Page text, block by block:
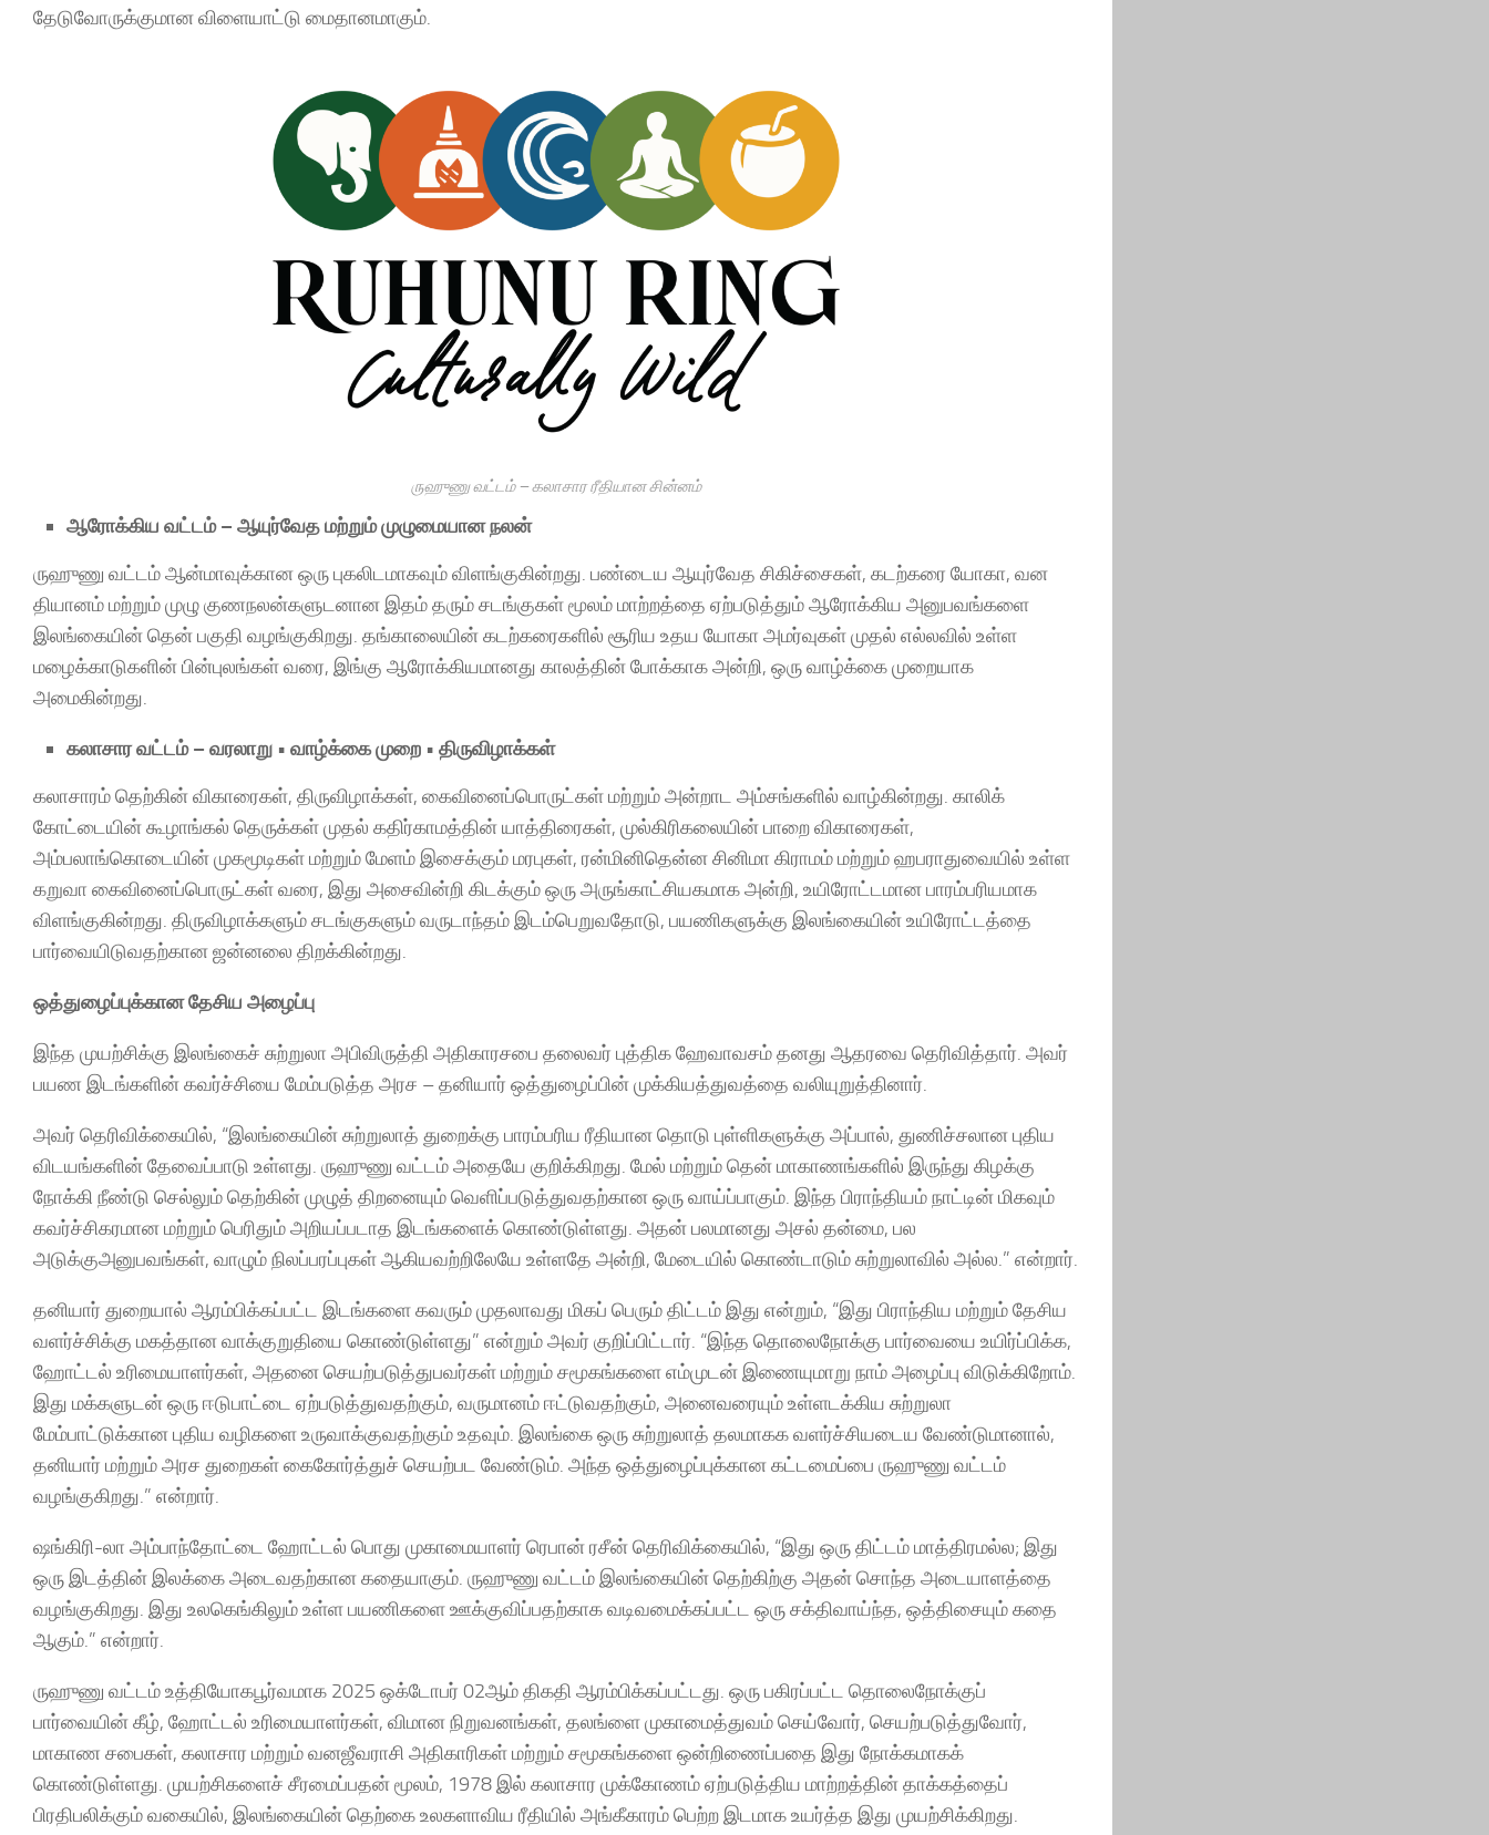
தேடுவோருக்குமான விளையாட்டு மைதானமாகும்.
ருஹுணு வட்டம் – கலாசார ரீதியான சின்னம்
ஆரோக்கிய வட்டம் – ஆயுர்வேத மற்றும் முழுமையான நலன்
ருஹுணு வட்டம் ஆன்மாவுக்கான ஒரு புகலிடமாகவும் விளங்குகின்றது. பண்டைய ஆயுர்வேத சிகிச்சைகள், கடற்கரை யோகா, வன
தியானம் மற்றும் முழு குணநலன்களுடனான இதம் தரும் சடங்குகள் மூலம் மாற்றத்தை ஏற்படுத்தும் ஆரோக்கிய அனுபவங்களை
இலங்கையின் தென் பகுதி வழங்குகிறது. தங்காலையின் கடற்கரைகளில் சூரிய உதய யோகா அமர்வுகள் முதல் எல்லவில் உள்ள
மழைக்காடுகளின் பின்புலங்கள் வரை, இங்கு ஆரோக்கியமானது காலத்தின் போக்காக அன்றி, ஒரு வாழ்க்கை முறையாக
அமைகின்றது.
கலாசார வட்டம் – வரலாறு • வாழ்க்கை முறை • திருவிழாக்கள்
கலாசாரம் தெற்கின் விகாரைகள், திருவிழாக்கள், கைவினைப்பொருட்கள் மற்றும் அன்றாட அம்சங்களில் வாழ்கின்றது. காலிக்
கோட்டையின் கூழாங்கல் தெருக்கள் முதல் கதிர்காமத்தின் யாத்திரைகள், முல்கிரிகலையின் பாறை விகாரைகள்,
அம்பலாங்கொடையின் முகமூடிகள் மற்றும் மேளம் இசைக்கும் மரபுகள், ரன்மினிதென்ன சினிமா கிராமம் மற்றும் ஹபராதுவையில் உள்ள
கறுவா கைவினைப்பொருட்கள் வரை, இது அசைவின்றி கிடக்கும் ஒரு அருங்காட்சியகமாக அன்றி, உயிரோட்டமான பாரம்பரியமாக
விளங்குகின்றது. திருவிழாக்களும் சடங்குகளும் வருடாந்தம் இடம்பெறுவதோடு, பயணிகளுக்கு இலங்கையின் உயிரோட்டத்தை
பார்வையிடுவதற்கான ஜன்னலை திறக்கின்றது.
ஒத்துழைப்புக்கான தேசிய அழைப்பு
இந்த முயற்சிக்கு இலங்கைச் சுற்றுலா அபிவிருத்தி அதிகாரசபை தலைவர் புத்திக ஹேவாவசம் தனது ஆதரவை தெரிவித்தார். அவர்
பயண இடங்களின் கவர்ச்சியை மேம்படுத்த அரச – தனியார் ஒத்துழைப்பின் முக்கியத்துவத்தை வலியுறுத்தினார்.
அவர் தெரிவிக்கையில், “இலங்கையின் சுற்றுலாத் துறைக்கு பாரம்பரிய ரீதியான தொடு புள்ளிகளுக்கு அப்பால், துணிச்சலான புதிய
விடயங்களின் தேவைப்பாடு உள்ளது. ருஹுணு வட்டம் அதையே குறிக்கிறது. மேல் மற்றும் தென் மாகாணங்களில் இருந்து கிழக்கு
நோக்கி நீண்டு செல்லும் தெற்கின் முழுத் திறனையும் வெளிப்படுத்துவதற்கான ஒரு வாய்ப்பாகும். இந்த பிராந்தியம் நாட்டின் மிகவும்
கவர்ச்சிகரமான மற்றும் பெரிதும் அறியப்படாத இடங்களைக் கொண்டுள்ளது. அதன் பலமானது அசல் தன்மை, பல
அடுக்குஅனுபவங்கள், வாழும் நிலப்பரப்புகள் ஆகியவற்றிலேயே உள்ளதே அன்றி, மேடையில் கொண்டாடும் சுற்றுலாவில் அல்ல.” என்றார்.
தனியார் துறையால் ஆரம்பிக்கப்பட்ட இடங்களை கவரும் முதலாவது மிகப் பெரும் திட்டம் இது என்றும், “இது பிராந்திய மற்றும் தேசிய
வளர்ச்சிக்கு மகத்தான வாக்குறுதியை கொண்டுள்ளது” என்றும் அவர் குறிப்பிட்டார். “இந்த தொலைநோக்கு பார்வையை உயிர்ப்பிக்க,
ஹோட்டல் உரிமையாளர்கள், அதனை செயற்படுத்துபவர்கள் மற்றும் சமூகங்களை எம்முடன் இணையுமாறு நாம் அழைப்பு விடுக்கிறோம்.
இது மக்களுடன் ஒரு ஈடுபாட்டை ஏற்படுத்துவதற்கும், வருமானம் ஈட்டுவதற்கும், அனைவரையும் உள்ளடக்கிய சுற்றுலா
மேம்பாட்டுக்கான புதிய வழிகளை உருவாக்குவதற்கும் உதவும். இலங்கை ஒரு சுற்றுலாத் தலமாகக வளர்ச்சியடைய வேண்டுமானால்,
தனியார் மற்றும் அரச துறைகள் கைகோர்த்துச் செயற்பட வேண்டும். அந்த ஒத்துழைப்புக்கான கட்டமைப்பை ருஹுணு வட்டம்
வழங்குகிறது.” என்றார்.
ஷங்கிரி-லா அம்பாந்தோட்டை ஹோட்டல் பொது முகாமையாளர் ரெபான் ரசீன் தெரிவிக்கையில், “இது ஒரு திட்டம் மாத்திரமல்ல; இது
ஒரு இடத்தின் இலக்கை அடைவதற்கான கதையாகும். ருஹுணு வட்டம் இலங்கையின் தெற்கிற்கு அதன் சொந்த அடையாளத்தை
வழங்குகிறது. இது உலகெங்கிலும் உள்ள பயணிகளை ஊக்குவிப்பதற்காக வடிவமைக்கப்பட்ட ஒரு சக்திவாய்ந்த, ஒத்திசையும் கதை
ஆகும்.” என்றார்.
ருஹுணு வட்டம் உத்தியோகபூர்வமாக 2025 ஒக்டோபர் 02ஆம் திகதி ஆரம்பிக்கப்பட்டது. ஒரு பகிரப்பட்ட தொலைநோக்குப்
பார்வையின் கீழ், ஹோட்டல் உரிமையாளர்கள், விமான நிறுவனங்கள், தலங்ளை முகாமைத்துவம் செய்வோர், செயற்படுத்துவோர்,
மாகாண சபைகள், கலாசார மற்றும் வனஜீவராசி அதிகாரிகள் மற்றும் சமூகங்களை ஒன்றிணைப்பதை இது நோக்கமாகக்
கொண்டுள்ளது. முயற்சிகளைச் சீரமைப்பதன் மூலம், 1978 இல் கலாசார முக்கோணம் ஏற்படுத்திய மாற்றத்தின் தாக்கத்தைப்
பிரதிபலிக்கும் வகையில், இலங்கையின் தெற்கை உலகளாவிய ரீதியில் அங்கீகாரம் பெற்ற இடமாக உயர்த்த இது முயற்சிக்கிறது.